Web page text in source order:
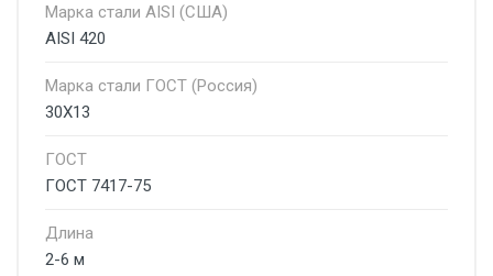
Марка стали AISI (США)
AISI 420
Марка стали ГОСТ (Россия)
30Х13
ГОСТ
ГОСТ 7417-75
Длина
2-6 м